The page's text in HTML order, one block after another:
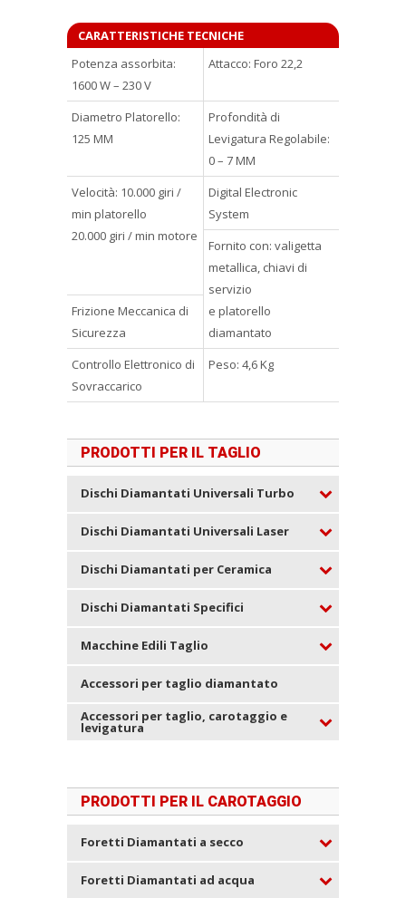
CARATTERISTICHE TECNICHE
Potenza assorbita:
1600 W – 230 V
Attacco: Foro 22,2
Diametro Platorello:
125 MM
Profondità di
Levigatura Regolabile:
0 – 7 MM
Velocità: 10.000 giri /
min platorello
20.000 giri / min motore
Digital Electronic
System
Fornito con: valigetta
metallica, chiavi di
servizio
e platorello
diamantato
Frizione Meccanica di
Sicurezza
Controllo Elettronico di
Sovraccarico
Peso: 4,6 Kg
PRODOTTI PER IL TAGLIO
Dischi Diamantati Universali Turbo
Dischi Diamantati Universali Laser
Dischi Diamantati per Ceramica
Dischi Diamantati Specifici
Macchine Edili Taglio
Accessori per taglio diamantato
Accessori per taglio, carotaggio e
levigatura
PRODOTTI PER IL CAROTAGGIO
Foretti Diamantati a secco
Foretti Diamantati ad acqua